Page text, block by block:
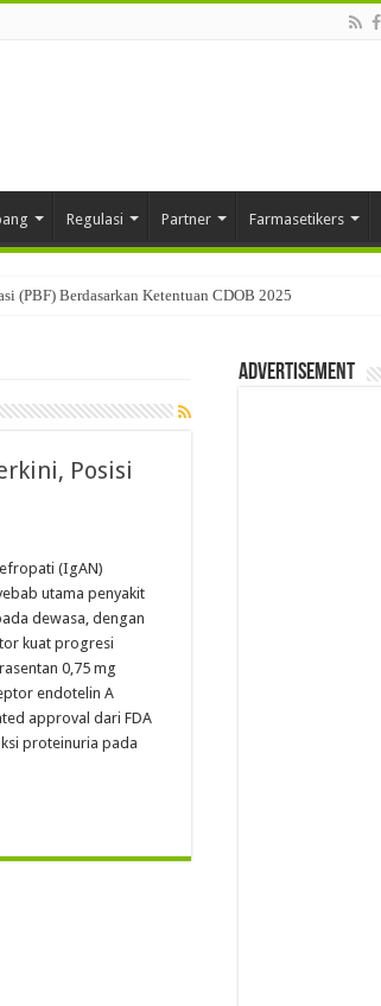
Regulasi Partner Farmasetikers
(PBF) Berdasarkan Ketentuan CDOB 2025
Posisi
(IgAN)
utama penyakit
dewasa, dengan
kuat progresi
0,75 mg
endotelin A
approval dari FDA
proteinuria pada
Advertisement